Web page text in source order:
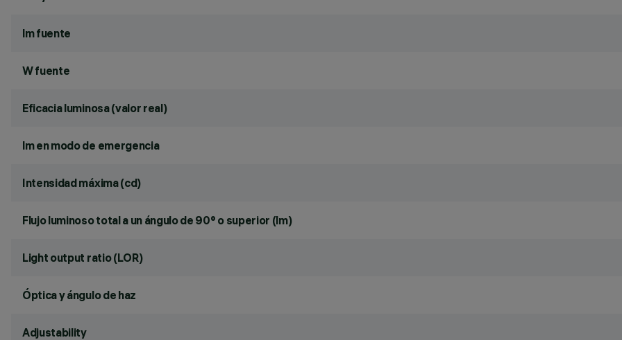
lm fuente
W fuente
Eficacia luminosa (valor real)
lm en modo de emergencia
Intensidad máxima (cd)
Flujo luminoso total a un ángulo de 90° o superior (lm)
Light output ratio (LOR)
Óptica y ángulo de haz
Adjustability